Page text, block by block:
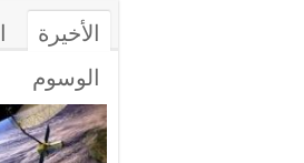
الأخيرة
الوسوم